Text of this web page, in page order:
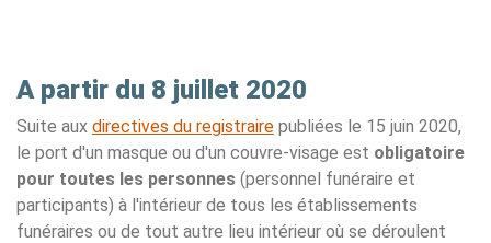
A partir du 8 juillet 2020
Suite aux directives du registraire publiées le 15 juin 2020,
le port d'un masque ou d'un couvre-visage est obligatoire
pour toutes les personnes (personnel funéraire et
participants) à l'intérieur de tous les établissements
funéraires ou de tout autre lieu intérieur où se déroulent